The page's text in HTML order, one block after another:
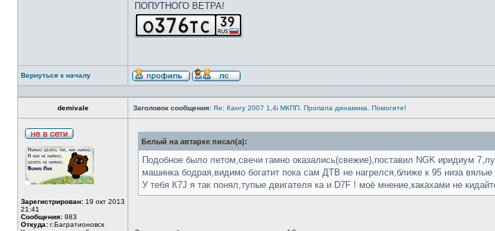
ПОПУТНОГО ВЕТРА!
Вернуться к началу
demivale Заголовок сообщения: Re: Кангу 2007 1,4i МКПП. Пропала динамика. Помогите!
Зарегистрирован: 19 окт 2013
21:41
Сообщения: 983
Откуда: г.Багратионовск
Белый на автарке писал(а):
Подобное было летом,свечи гамно оказались(свежие),поставил NGK иридиум
машинка бодрая,видимо богатит пока сам ДТВ не нагрелся,ближе к 95 низа вялые
У тебя К7J я так понял,тупые двигателя ка и D7F ! моё мнение,какахами не